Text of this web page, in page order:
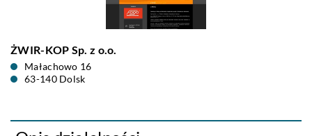
ŻWIR-KOP Sp. z o.o.
Małachowo 16
63-140 Dolsk